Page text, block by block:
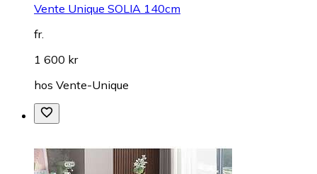
Vente Unique SOLIA 140cm
fr.
1 600 kr
hos Vente-Unique